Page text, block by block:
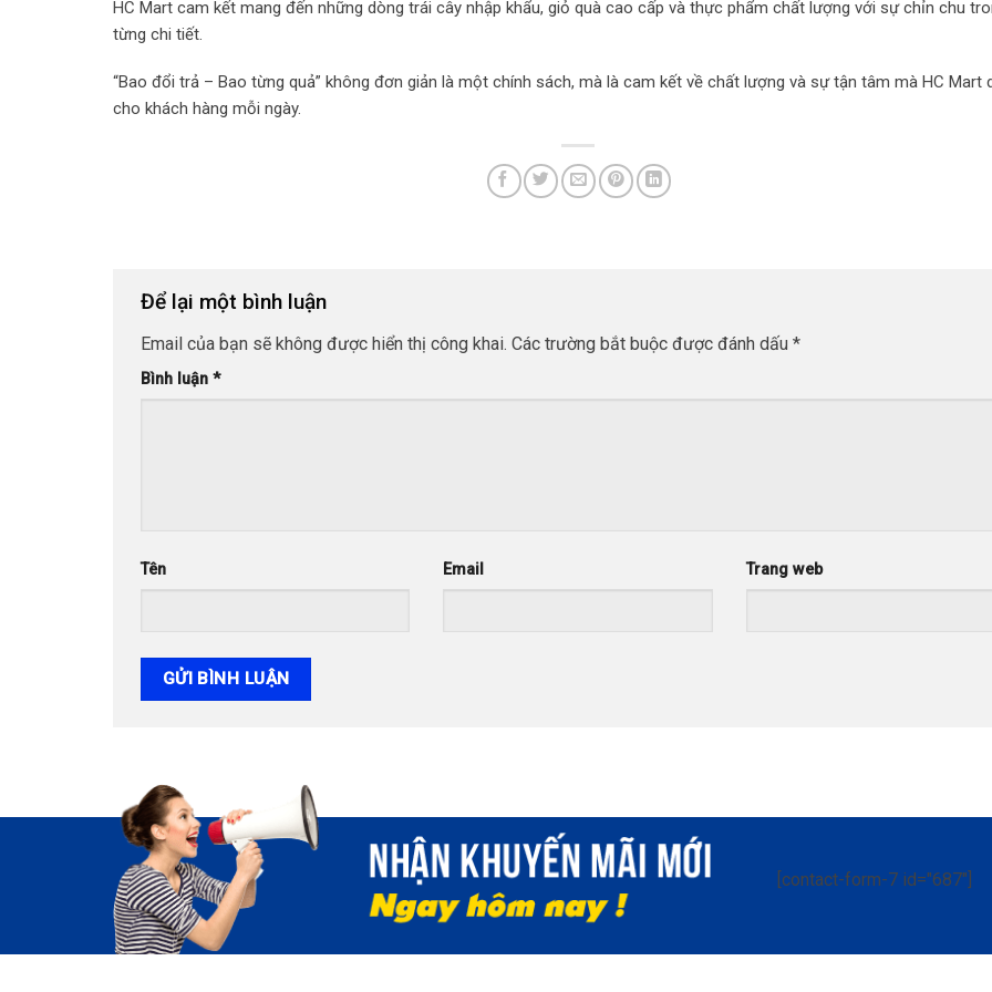
HC Mart cam kết mang đến những dòng trái cây nhập khẩu, giỏ quà cao cấp và thực phẩm chất lượng với sự chỉn chu
từng chi tiết.
“Bao đổi trả – Bao từng quả” không đơn giản là một chính sách, mà là cam kết về chất lượng và sự tận tâm mà HC Mart
cho khách hàng mỗi ngày.
Để lại một bình luận
Email của bạn sẽ không được hiển thị công khai. Các trường bắt buộc được đánh dấu *
Bình luận *
Tên Email Trang web
[contact-form-7 id="687"]